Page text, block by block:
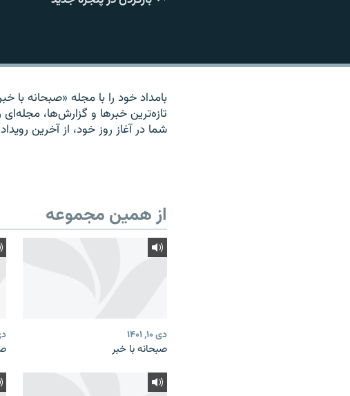
بامداد خود را با مجله «صبحانه با
تازه‌ترين خبرها و گزارش‌ها، مجله‌ای
شما در آغاز روز خود، از آخرين
از همین مجموعه
دی ۱۰, ۱۴۰۱
صبحانه با خبر
دی